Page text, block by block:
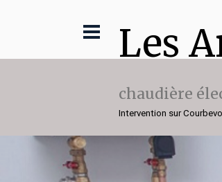
Les
chaudière
Intervention sur